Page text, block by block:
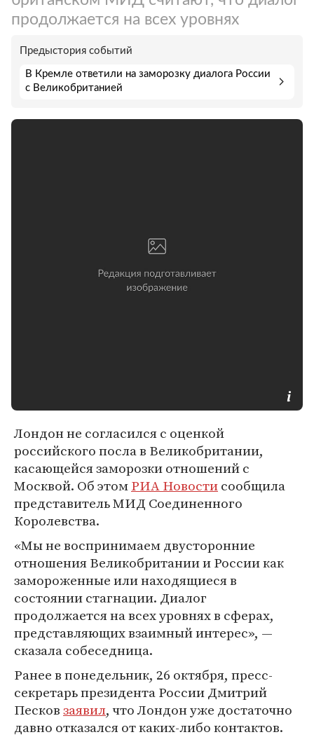
продолжается на всех уровнях
Предыстория событий
В Кремле ответили на заморозку диалога России
с Великобританией
Лондон не согласился с оценкой
российского посла в Великобритании,
касающейся заморозки отношений с
Москвой. Об этомРИА Новостисообщила
представитель МИД Соединенного
Королевства.
«Мы не воспринимаем двусторонние
отношения Великобритании и России как
замороженные или находящиеся в
состоянии стагнации. Диалог
продолжается на всех уровнях в сферах,
представляющих взаимный интерес», —
сказала собеседница.
Ранее в понедельник, 26 октября, пресс-
секретарь президента России Дмитрий
Песковзаявил, что Лондон уже достаточно
давно отказался от каких-либо контактов.